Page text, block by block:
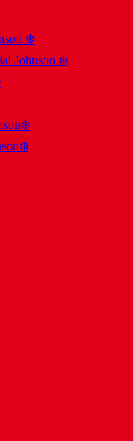
❄️
Johnson ❄️